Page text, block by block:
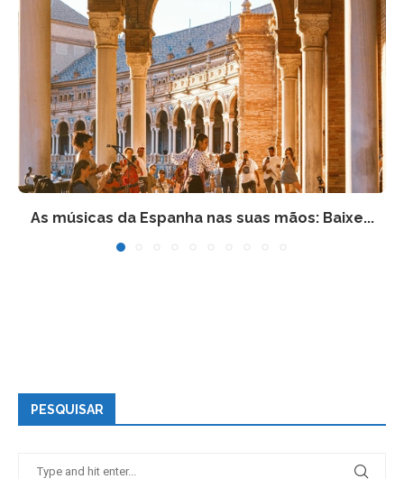
As músicas da Espanha nas suas mãos: Baixe...
PESQUISAR